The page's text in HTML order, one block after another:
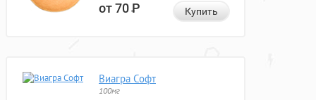
от 70Р Купить
Виагра Софт
100мг